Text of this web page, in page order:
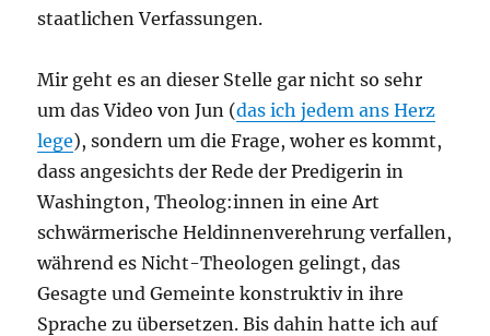
staatlichen Verfassungen.
Mir geht es an dieser Stelle gar nicht so sehr
um das Video von Jun (das ich jedem ans Herz
lege), sondern um die Frage, woher es kommt,
dass angesichts der Rede der Predigerin in
Washington, Theolog:innen in eine Art
schwärmerische Heldinnenverehrung verfallen,
während es Nicht-Theologen gelingt, das
Gesagte und Gemeinte konstruktiv in ihre
Sprache zu übersetzen. Bis dahin hatte ich auf